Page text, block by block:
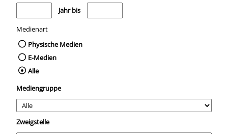
Medien anzeigen, die nach dem Jahr veröffentlicht wurden
Jahr bis
Medienart
Physische Medien
E-Medien
Alle
Mediengruppe
Zweigstelle